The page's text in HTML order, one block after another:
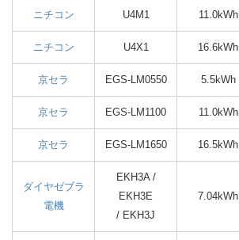
ニチコン U4M1 11.0kWh
ニチコン U4X1 16.6kWh
京セラ EGS-LM0550 5.5kWh
京セラ EGS-LM1100 11.0kWh
京セラ EGS-LM1650 16.5kWh
ダイヤゼブラ
電機
EKH3A /
EKH3E
/ EKH3J
7.04kWh